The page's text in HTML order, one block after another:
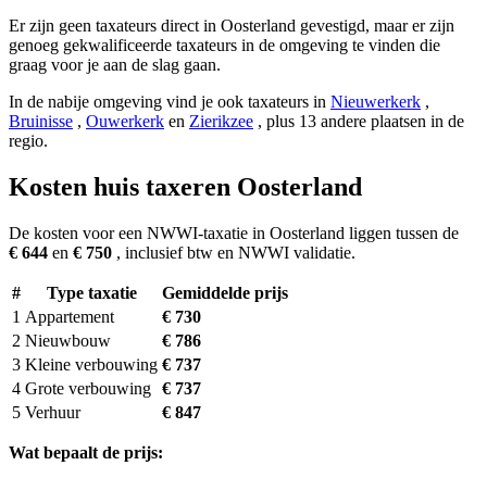
Er zijn geen taxateurs direct in Oosterland gevestigd, maar er zijn
genoeg gekwalificeerde taxateurs in de omgeving te vinden die
graag voor je aan de slag gaan.
In de nabije omgeving vind je ook taxateurs in Nieuwerkerk ,
Bruinisse , Ouwerkerk en Zierikzee , plus 13 andere plaatsen in de
regio.
Kosten huis taxeren Oosterland
De kosten voor een NWWI-taxatie in Oosterland liggen tussen de
€ 644 en € 750 , inclusief btw en NWWI validatie.
# Type taxatie
Gemiddelde prijs
1 Appartement
€ 730
2 Nieuwbouw
€ 786
3 Kleine verbouwing € 737
4 Grote verbouwing € 737
5 Verhuur € 847
Wat bepaalt de prijs: